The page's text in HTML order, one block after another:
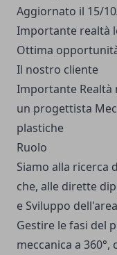
Aggiornato il 15/
Importante realtà
Ottima
Il nostro cliente
Importante Realtà
un progettista
plastiche
Ruolo
Siamo alla ricerca
che, alle dirette
e Sviluppo
Gestire le fasi del
meccanica a